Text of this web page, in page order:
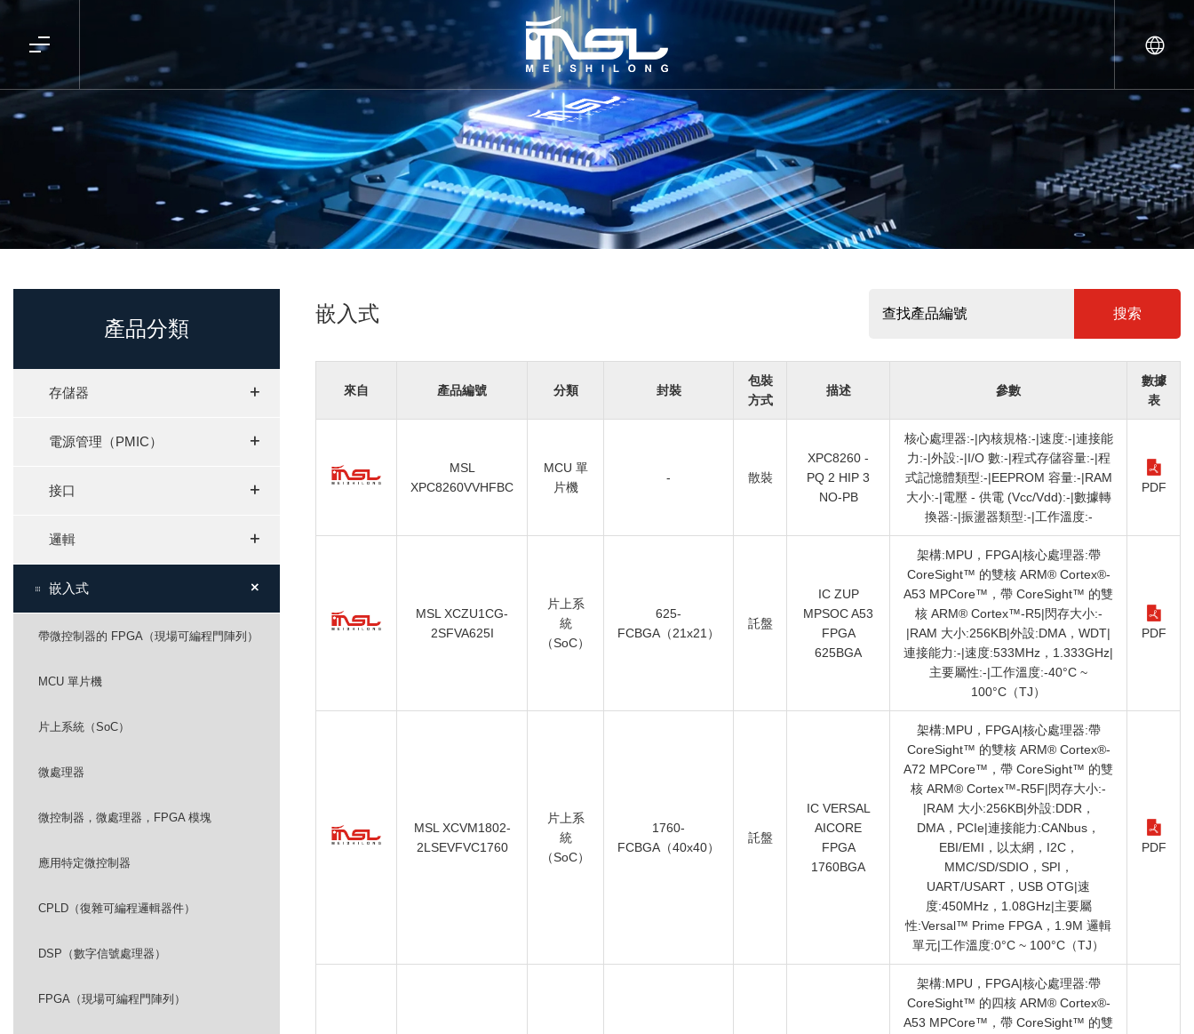
產品分類
存儲器 +
+
電源管理（PMIC） +
+
接口 +
+
邏輯 +
+
嵌入式 +
+
帶微控制器的 FPGA（現場可編程門陣列）
MCU 單片機
片上系統（SoC）
微處理器
微控制器，微處理器，FPGA 模塊
應用特定微控制器
CPLD（復雜可編程邏輯器件）
DSP（數字信號處理器）
FPGA（現場可編程門陣列）
嵌入式 搜索
來自 產品編號 分類 封裝
包裝
方式
描述 參數
數據
表
MSL
XPC8260VVHFBC
MCU 單
片機
- 散裝
XPC8260 -
PQ 2 HIP 3
NO-PB
核心處理器:-|內核規格:-|速度:-|連接能
力:-|外設:-|I/O 數:-|程式存儲容量:-|程
式記憶體類型:-|EEPROM 容量:-|RAM
大小:-|電壓 - 供電 (Vcc/Vdd):-|數據轉
換器:-|振盪器類型:-|工作溫度:-
PDF
MSL XCZU1CG-
2SFVA625I
片上系
統
（SoC）
625-
FCBGA（21x21）
託盤
IC ZUP
MPSOC A53
FPGA
625BGA
架構:MPU，FPGA|核心處理器:帶
CoreSight™ 的雙核 ARM® Cortex®-
A53 MPCore™，帶 CoreSight™ 的雙
核 ARM® Cortex™-R5|閃存大小:-
|RAM 大小:256KB|外設:DMA，WDT|
連接能力:-|速度:533MHz，1.333GHz|
主要屬性:-|工作溫度:-40°C ~
100°C（TJ）
PDF
MSL XCVM1802-
2LSEVFVC1760
片上系
統
（SoC）
1760-
FCBGA（40x40）
託盤
IC VERSAL
AICORE
FPGA
1760BGA
架構:MPU，FPGA|核心處理器:帶
CoreSight™ 的雙核 ARM® Cortex®-
A72 MPCore™，帶 CoreSight™ 的雙
核 ARM® Cortex™-R5F|閃存大小:-
|RAM 大小:256KB|外設:DDR，
DMA，PCIe|連接能力:CANbus，
EBI/EMI，以太網，I2C，
MMC/SD/SDIO，SPI，
UART/USART，USB OTG|速
度:450MHz，1.08GHz|主要屬
性:Versal™ Prime FPGA，1.9M 邏輯
單元|工作溫度:0°C ~ 100°C（TJ）
PDF
架構:MPU，FPGA|核心處理器:帶
CoreSight™ 的四核 ARM® Cortex®-
A53 MPCore™，帶 CoreSight™ 的雙